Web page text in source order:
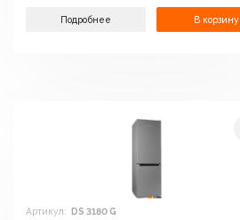
Подробнее В корзину
Артикул: DS 3180 G